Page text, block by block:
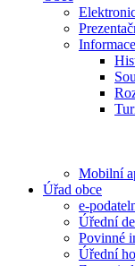
Mobilní
Úřad obce
e-
Úřední
Povinné
Úřední